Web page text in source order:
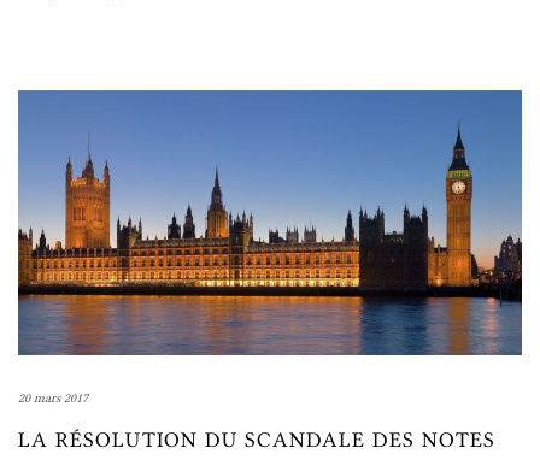
20 mars 2017
LA RÉSOLUTION DU SCANDALE DES NOTES